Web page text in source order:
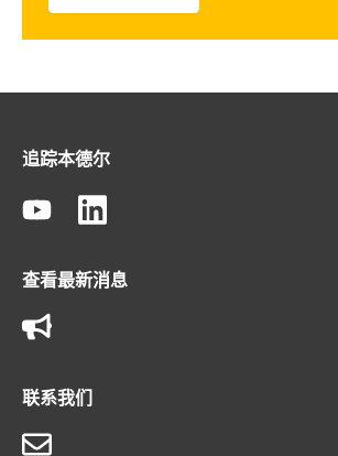
追踪本德尔
查看最新消息
联系我们